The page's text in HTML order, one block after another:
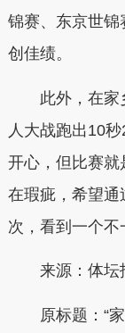
锦赛、东京世
创佳绩。
此外，在家
人大战跑出10
开心，但比赛
在瑕疵，希望通
次，看到一个不
来源：体坛
原标题： “